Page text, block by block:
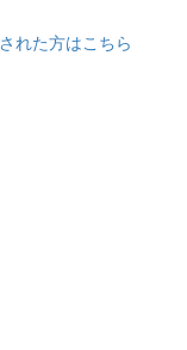
れた方はこちら